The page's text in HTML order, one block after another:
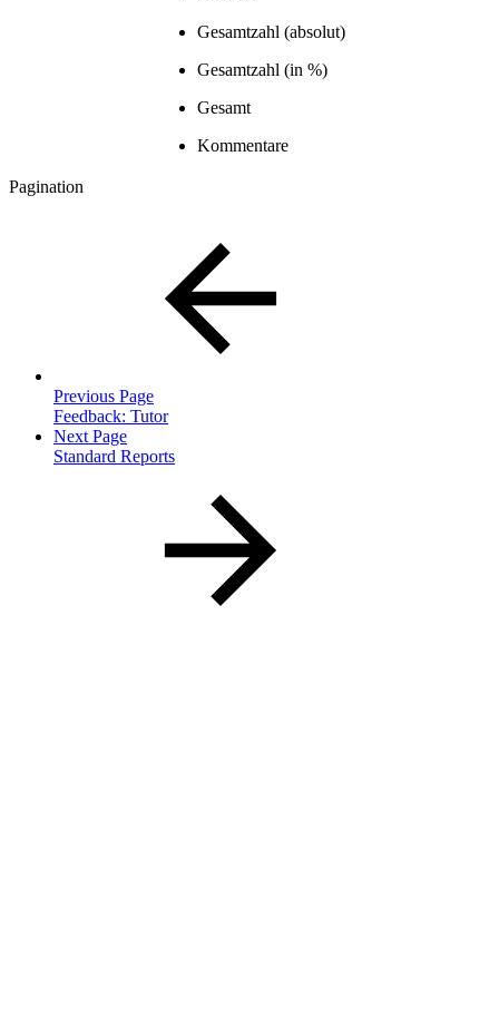
Gesamtzahl (absolut)
Gesamtzahl (in %)
Gesamt
Kommentare
Pagination
Previous Page
Feedback: Tutor
Next Page
Standard Reports